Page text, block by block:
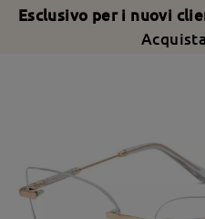
Esclusivo per i nuovi